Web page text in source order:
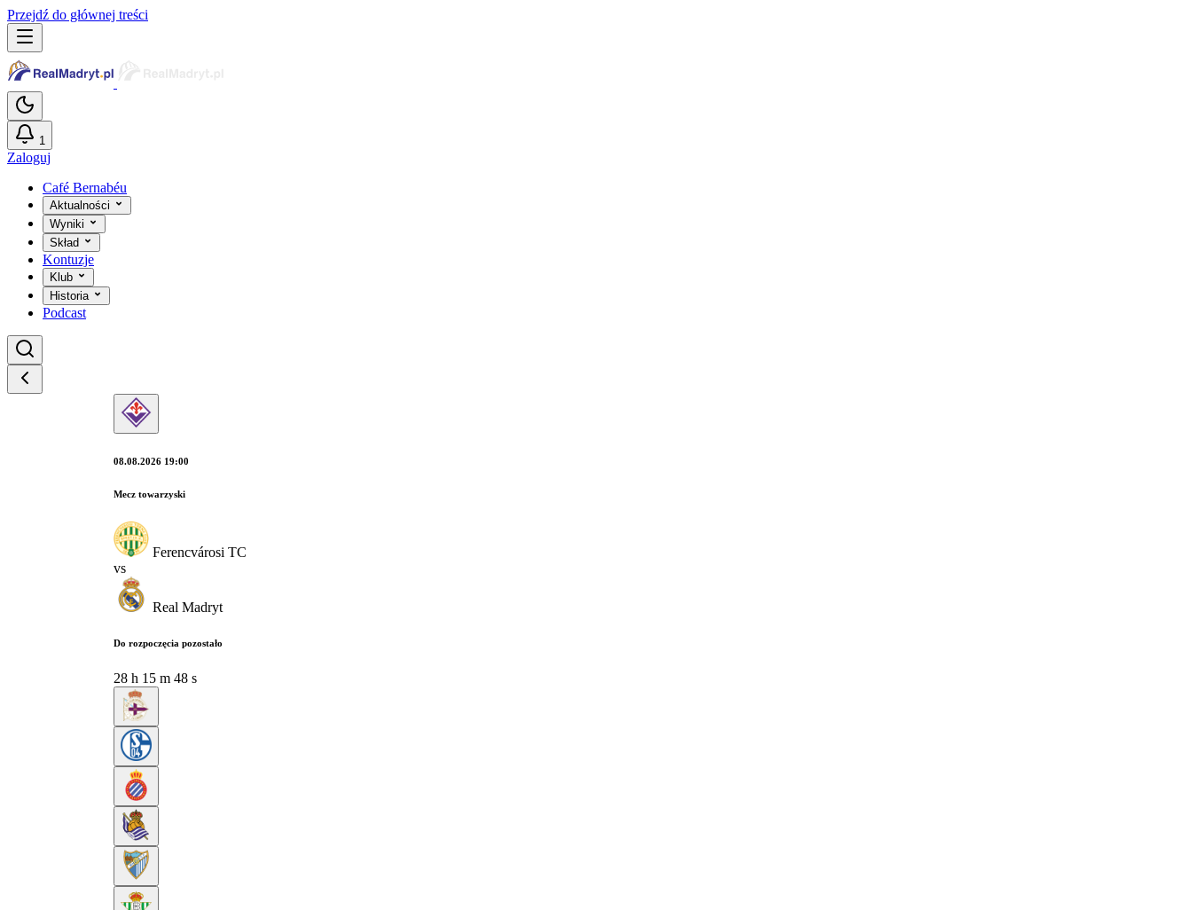
Przejdź do głównej treści
1
Zaloguj
Café Bernabéu
Aktualności
Wyniki
Skład
Kontuzje
Klub
Historia
Podcast
08.08.2026 19:00
Mecz towarzyski
Ferencvárosi TC
vs
Real Madryt
Do rozpoczęcia pozostało
28 h 15 m 46 s